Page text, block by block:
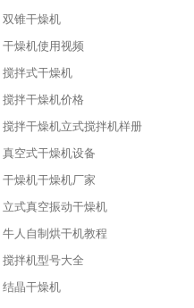
双锥干燥机
干燥机使用视频
搅拌式干燥机
搅拌干燥机价格
搅拌干燥机立式搅拌机样册
真空式干燥机设备
干燥机干燥机厂家
立式真空振动干燥机
牛人自制烘干机教程
搅拌机型号大全
结晶干燥机